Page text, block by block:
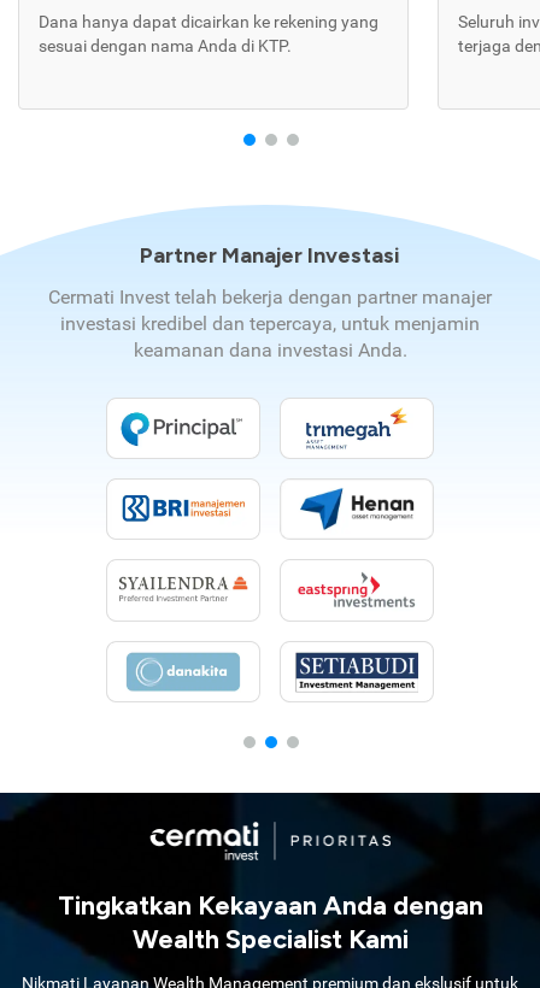
Dana hanya dapat dicairkan ke rekening yang
sesuai dengan nama Anda di KTP.
Seluruh
terjaga
Partner Manajer Investasi
Cermati Invest telah bekerja dengan partner manajer
investasi kredibel dan tepercaya, untuk menjamin
keamanan dana investasi Anda.
Tingkatkan Kekayaan Anda dengan
Wealth Specialist Kami
Nikmati Layanan Wealth Management premium dan ekslusif untuk